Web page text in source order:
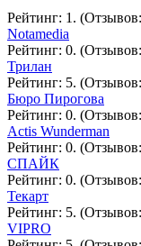
Рейтинг: 1.
Notamedia
Рейтинг: 0.
Трилан
Рейтинг: 5.
Бюро Пирогова
Рейтинг: 0.
Actis Wunderman
Рейтинг: 0.
СПАЙК
Рейтинг: 0.
Текарт
Рейтинг: 5.
VIPRO